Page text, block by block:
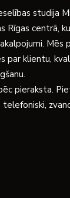
studija
Rīgas centrā,
Mēs
par klientu,
pieraksta.